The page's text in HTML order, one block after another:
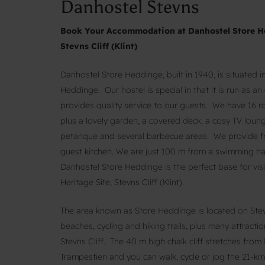
Danhostel Stevns
Book Your Accommodation at Danhostel Store
Stevns Cliff (Klint)
Danhostel Store Heddinge, built in 1940, is situated
Heddinge. Our hostel is special in that it is run as
provides quality service to our guests. We have 16
plus a lovely garden, a covered deck, a cosy TV
petanque and several barbecue areas. We provide
guest kitchen. We are just 100 m from a swimming
Danhostel Store Heddinge is the perfect base for
Heritage Site, Stevns Cliff (Klint).
The area known as Store Heddinge is located on
beaches, cycling and hiking trails, plus many
Stevns Cliff. The 40 m high chalk cliff stretches
Trampestien and you can walk, cycle or jog the 21-